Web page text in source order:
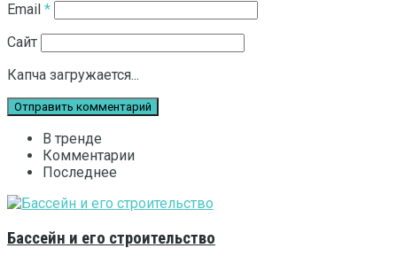
Email *
Сайт
Капча загружается...
В тренде
Комментарии
Последнее
Бассейн и его строительство